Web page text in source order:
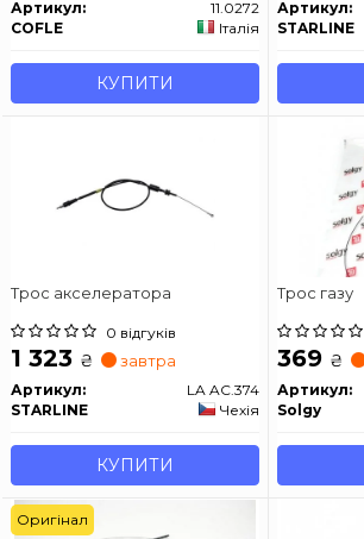
Артикул:
11.0272
COFLE
Італія
КУПИТИ
Артикул:
STARLINE
Трос акселератора
0 відгуків
1 323 ₴ завтра
Артикул:
LA AC.374
STARLINE
Чехія
КУПИТИ
Трос газу
369 ₴
Артикул:
Solgy
Оригінал